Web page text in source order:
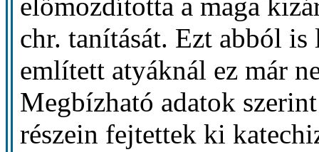
előmozdította a maga
chr. tanítását. Ezt abból
említett atyáknál ez már
Megbízható adatok
részein fejtettek ki